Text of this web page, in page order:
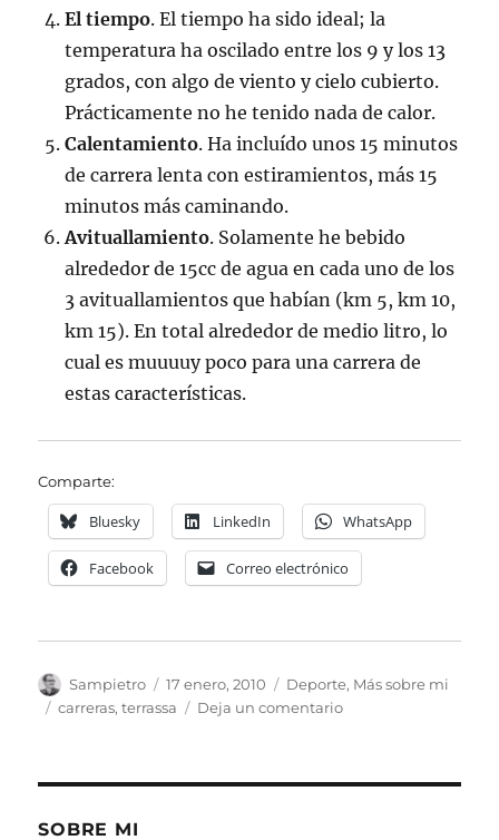
El tiempo. El tiempo ha sido ideal; la
temperatura ha oscilado entre los 9 y los 13
grados, con algo de viento y cielo cubierto.
Prácticamente no he tenido nada de calor.
Calentamiento. Ha incluído unos 15 minutos
de carrera lenta con estiramientos, más 15
minutos más caminando.
Avituallamiento. Solamente he bebido
alrededor de 15cc de agua en cada uno de los
3 avituallamientos que habían (km 5, km 10,
km 15). En total alrededor de medio litro, lo
cual es muuuuy poco para una carrera de
estas características.
Comparte:
Bluesky LinkedIn WhatsApp
Facebook Correo electrónico
Autor
Sampietro
Publicado
el
17 enero, 2010 Categorías
Deporte, Más sobre mi
Etiquetas
carreras,terrassa Deja un comentarioen
SOBRE MI